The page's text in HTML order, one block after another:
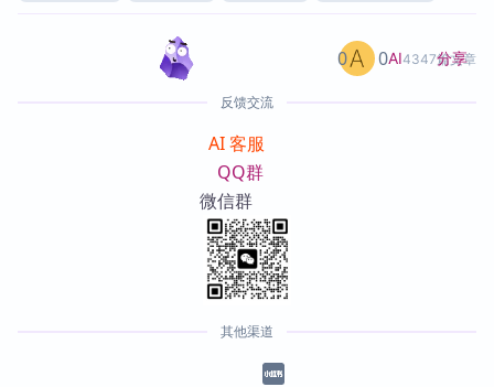
AI4347篇文章
0 0 分享
反馈交流
AI 客服
QQ群
微信群
其他渠道